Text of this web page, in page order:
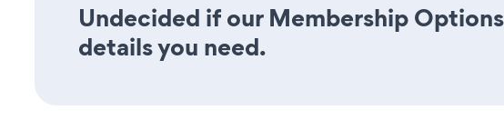
Undecided if our Membership
details you need.